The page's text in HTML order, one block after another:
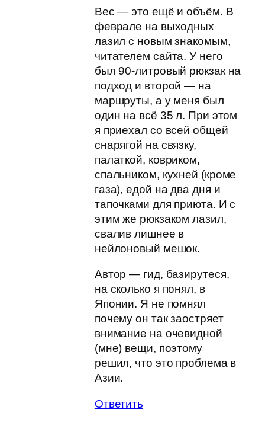
Вес — это ещё и объём. В
феврале на выходных
лазил с новым знакомым,
читателем сайта. У него
был 90-литровый рюкзак на
подход и второй — на
маршруты, а у меня был
один на всё 35 л. При этом
я приехал со всей общей
снарягой на связку,
палаткой, ковриком,
спальником, кухней (кроме
газа), едой на два дня и
тапочками для приюта. И с
этим же рюкзаком лазил,
свалив лишнее в
нейлоновый мешок.
Автор — гид, базирутеся,
на сколько я понял, в
Японии. Я не помнял
почему он так заостряет
внимание на очевидной
(мне) вещи, поэтому
решил, что это проблема в
Азии.
Ответить